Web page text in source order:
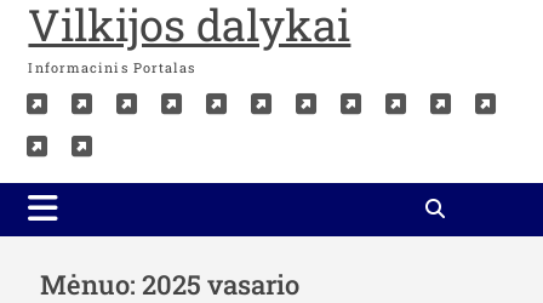
netoli
Vilkijos dalykai
Informacinis Portalas
Kursai
Mokymai
ŽemėsNaujovės
Paslaugos
ir
Laisvalaikis
Naujienos
NT Sportas
Verslas
REKLAMA
PORTALE
Mėnuo:2025 vasario